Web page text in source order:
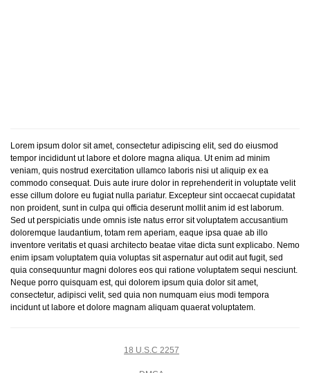
Lorem ipsum dolor sit amet, consectetur adipiscing elit, sed do eiusmod
tempor incididunt ut labore et dolore magna aliqua. Ut enim ad minim
veniam, quis nostrud exercitation ullamco laboris nisi ut aliquip ex ea
commodo consequat. Duis aute irure dolor in reprehenderit in voluptate velit
esse cillum dolore eu fugiat nulla pariatur. Excepteur sint occaecat cupidatat
non proident, sunt in culpa qui officia deserunt mollit anim id est laborum.
Sed ut perspiciatis unde omnis iste natus error sit voluptatem accusantium
doloremque laudantium, totam rem aperiam, eaque ipsa quae ab illo
inventore veritatis et quasi architecto beatae vitae dicta sunt explicabo. Nemo
enim ipsam voluptatem quia voluptas sit aspernatur aut odit aut fugit, sed
quia consequuntur magni dolores eos qui ratione voluptatem sequi nesciunt.
Neque porro quisquam est, qui dolorem ipsum quia dolor sit amet,
consectetur, adipisci velit, sed quia non numquam eius modi tempora
incidunt ut labore et dolore magnam aliquam quaerat voluptatem.
18 U.S.C 2257